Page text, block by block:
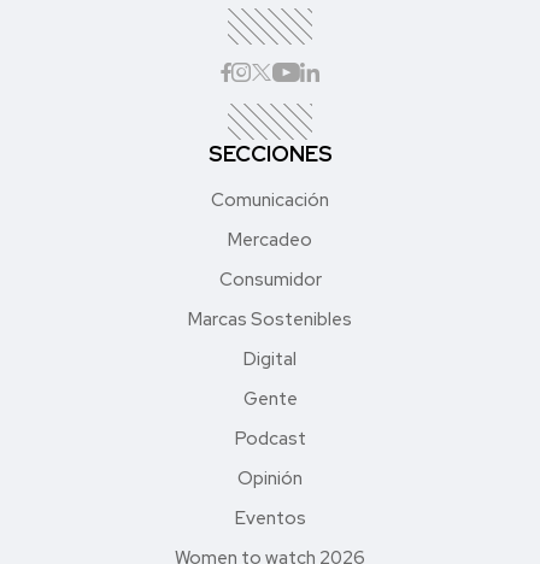
SECCIONES
Comunicación
Mercadeo
Consumidor
Marcas Sostenibles
Digital
Gente
Podcast
Opinión
Eventos
Women to watch 2026